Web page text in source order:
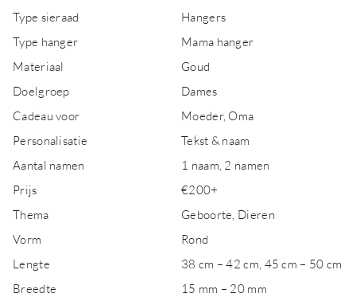
Type sieraad
Hangers
Type hanger
Mama hanger
Materiaal
Goud
Doelgroep
Dames
Cadeau voor
Moeder, Oma
Personalisatie
Tekst & naam
Aantal namen
1 naam, 2 namen
Prijs
€200+
Thema
Geboorte, Dieren
Vorm
Rond
Lengte
38 cm – 42 cm, 45 cm – 50 cm
Breedte
15 mm – 20 mm